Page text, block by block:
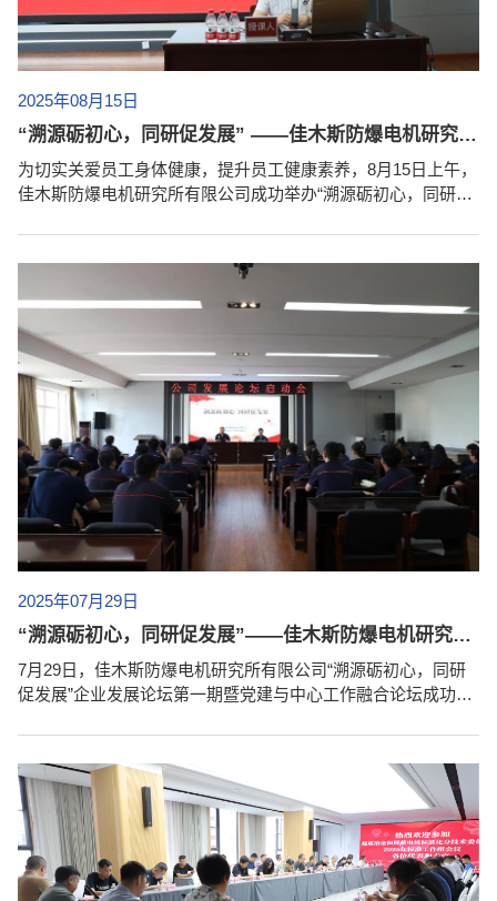
2025年08月15日
“溯源砺初心，同研促发展” ——佳木斯防爆电机研究所有限公司发展论坛第一期第二讲（健康讲座）成功举办
为切实关爱员工身体健康，提升员工健康素养，8月15日上午，
佳木斯防爆电机研究所有限公司成功举办“溯源砺初心，同研促
珠、何丽杰三位主任莅临指导。讲座中，金海珠主任首先为大
详细介绍了健康体检的重要性，金主任告诉大家，定期体检是
及时发现潜在健康问题、...
2025年07月29日
“溯源砺初心，同研促发展”——佳木斯防爆电机研究所有限公司企业发展论坛第一期暨党建与中心工作融合论坛成功启动
7月29日，佳木斯防爆电机研究所有限公司“溯源砺初心，同研
促发展”企业发展论坛第一期暨党建与中心工作融合论坛成功启
论坛启动仪式由副书记石长山主持。启动仪式上，书记、执行
董事、总经理王立名作为发展论坛的倡导者和第一期首位授课
人发表讲话，他深刻阐述了党建与中心工作深度融合的重要意
义，他指出要以党建为魂、...